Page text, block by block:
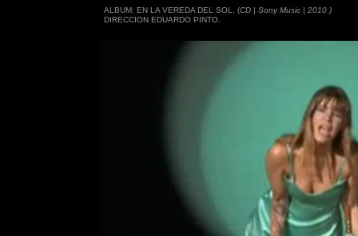
ALBUM: EN LA VEREDA DEL SOL. (CD | Sony Music | 2010 )
DIRECCION EDUARDO PINTO.